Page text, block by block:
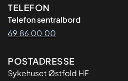
Kontaktinformasjon
TELEFON
Telefon sentralbord
69 86 00 00
Adresse
POSTADRESSE
Sykehuset Østfold HF